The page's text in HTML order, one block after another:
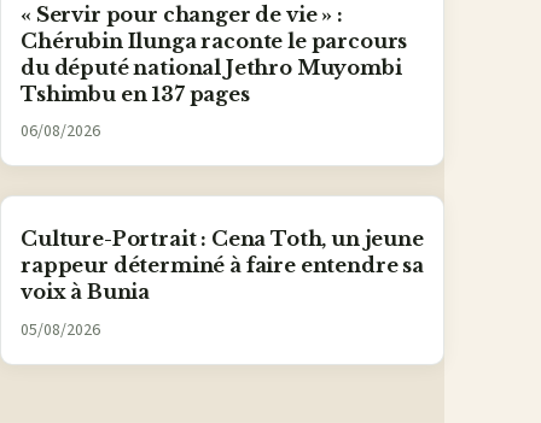
« Servir pour changer de vie » :
Chérubin Ilunga raconte le parcours
du député national Jethro Muyombi
Tshimbu en 137 pages
06/08/2026
Culture-Portrait : Cena Toth, un jeune
rappeur déterminé à faire entendre sa
voix à Bunia
05/08/2026